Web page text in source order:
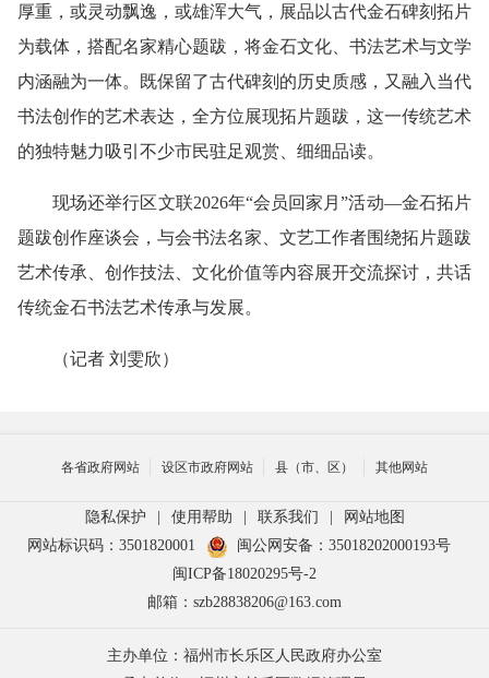
厚重 ，或灵动飘逸 ，或雄浑大气，展品以古代金石碑刻拓片
为载体，搭配名家精心题跋，将金石文化、书法艺术与文学
内涵融为一体。既保留了古代碑刻的历史质感，又融入当代
书法创作的艺术表达，全方位展现拓片题跋，这一传统艺术
的独特魅力吸引不少市民驻足观赏、细细品读。
现场还举行区文联2026年“会员回家月”活动―金石拓片
题跋创作座谈会，与会书法名家、文艺工作者围绕拓片题跋
艺术传承、创作技法、文化价值等内容展开交流探讨，共话
传统金石书法艺术传承与发展。
（记者 刘雯欣）
各省政府网站 设区市政府网站 县（市、区） 其他网站
隐私保护 使用帮助 联系我们
网站地图
网站标识码：3501820001
闽公网安备：35018202000193号
闽ICP备18020295号-2
邮箱：szb28838206@163.com
主办单位：福州市长乐区人民政府办公室